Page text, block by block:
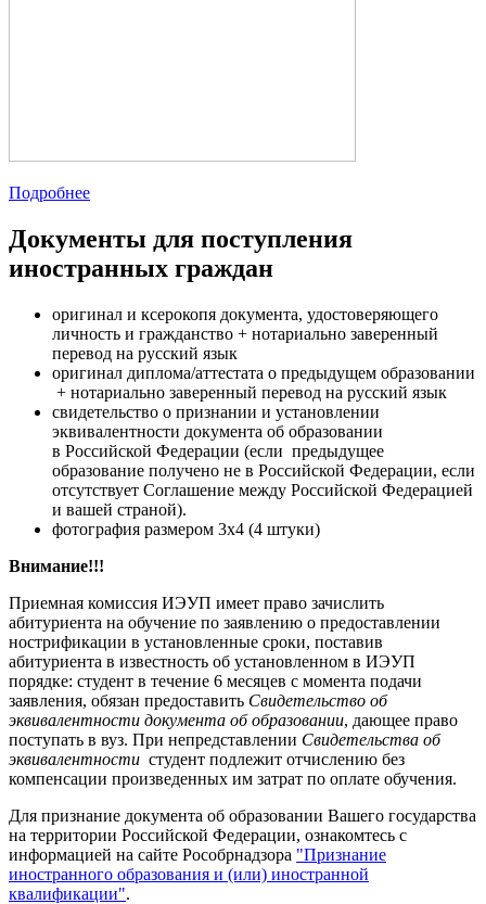
Подробнее
Документы для поступления
иностранных граждан
оригинал и ксерокопя документа, удостоверяющего
личность и гражданство + нотариально заверенный
перевод на русский язык
оригинал диплома/аттестата о предыдущем образовании
+ нотариально заверенный перевод на русский язык
свидетельство о признании и установлении
эквивалентности документа об образовании
в Российской Федерации (если предыдущее
образование получено не в Российской Федерации, если
отсутствует Соглашение между Российской Федерацией
и вашей страной).
фотография размером 3х4 (4 штуки)
Внимание!!!
Приемная комиссия ИЭУП имеет право зачислить
абитуриента на обучение по заявлению о предоставлении
нострификации в установленные сроки, поставив
абитуриента в известность об установленном в ИЭУП
порядке: студент в течение 6 месяцев с момента подачи
заявления, обязан предоставить Свидетельство об
эквивалентности документа об образовании, дающее право
поступать в вуз. При непредставлении Свидетельства об
эквивалентности студент подлежит отчислению без
компенсации произведенных им затрат по оплате обучения.
Для признание документа об образовании Вашего государства
на территории Российской Федерации, ознакомтесь с
информацией на сайте Рособрнадзора "Признание
иностранного образования и (или) иностранной
квалификации".